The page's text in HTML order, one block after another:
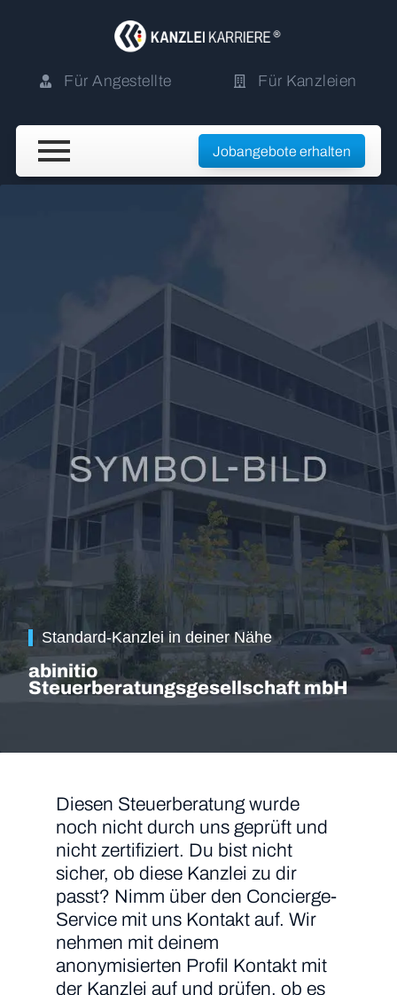
Für Angestellte Für Kanzleien
Jobangebote erhalten
Standard-Kanzlei in deiner Nähe
abinitio
Steuerberatungsgesellschaft mbH
Diesen Steuerberatung wurde
noch nicht durch uns geprüft und
nicht zertifiziert. Du bist nicht
sicher, ob diese Kanzlei zu dir
passt? Nimm über den Concierge-
Service mit uns Kontakt auf. Wir
nehmen mit deinem
anonymisierten Profil Kontakt mit
der Kanzlei auf und prüfen, ob es